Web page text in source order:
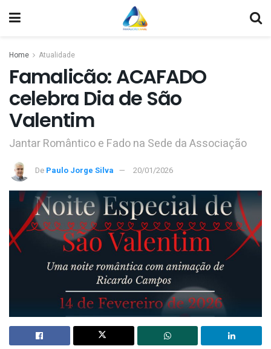
Home Atualidade
Famalicão: ACAFADO
celebra Dia de São
Valentim
Jantar Romântico e Fado na Sede da Associação
De Paulo Jorge Silva 20/01/2026